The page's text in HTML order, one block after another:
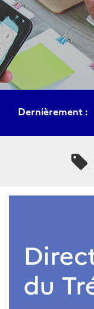
Dernièrement :